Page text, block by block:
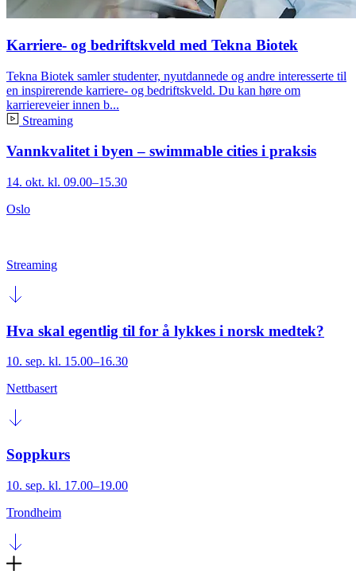
Karriere- og bedriftskveld med Tekna Biotek
Tekna Biotek samler studenter, nyutdannede og andre interesserte til
en inspirerende karriere- og bedriftskveld. Du kan høre om
karriereveier innen b...
Streaming
Vannkvalitet i byen – swimmable cities i praksis
14. okt. kl. 09.00–15.30
Oslo
Streaming
Hva skal egentlig til for å lykkes i norsk medtek?
10. sep. kl. 15.00–16.30
Nettbasert
Soppkurs
10. sep. kl. 17.00–19.00
Trondheim